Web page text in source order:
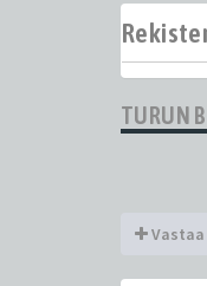
TURUN
Vastaa